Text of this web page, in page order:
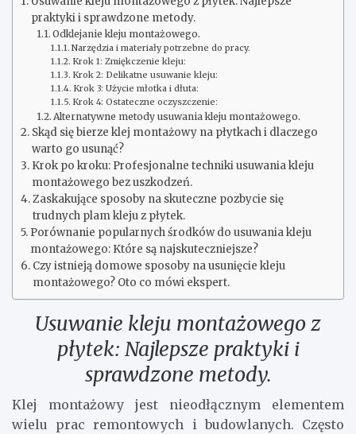
praktyki i sprawdzone metody.
Odklejanie kleju montażowego.
Narzędzia i materiały potrzebne do pracy.
Krok 1: Zmiękczenie kleju:
Krok 2: Delikatne usuwanie kleju:
Krok 3: Użycie młotka i dłuta:
Krok 4: Ostateczne oczyszczenie:
Alternatywne metody usuwania kleju montażowego.
Skąd się bierze klej montażowy na płytkach i dlaczego
warto go usunąć?
Krok po kroku: Profesjonalne techniki usuwania kleju
montażowego bez uszkodzeń.
Zaskakujące sposoby na skuteczne pozbycie się
trudnych plam kleju z płytek.
Porównanie popularnych środków do usuwania kleju
montażowego: Które są najskuteczniejsze?
Czy istnieją domowe sposoby na usunięcie kleju
montażowego? Oto co mówi ekspert.
Usuwanie kleju montażowego z
płytek: Najlepsze praktyki i
sprawdzone metody.
Klej montażowy jest nieodłącznym elementem
wielu prac remontowych i budowlanych. Często